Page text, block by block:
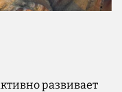
развивает